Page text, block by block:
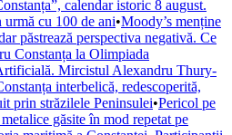
calendar istoric 8 august.
cu 100 de ani•Moody’s menține
păstrează perspectiva negativă. Ce
Constanța la Olimpiada
Mircistul Alexandru Thury-
interbelică, redescoperită,
prin străzilele Peninsulei•Pericol pe
găsite în mod repetat pe